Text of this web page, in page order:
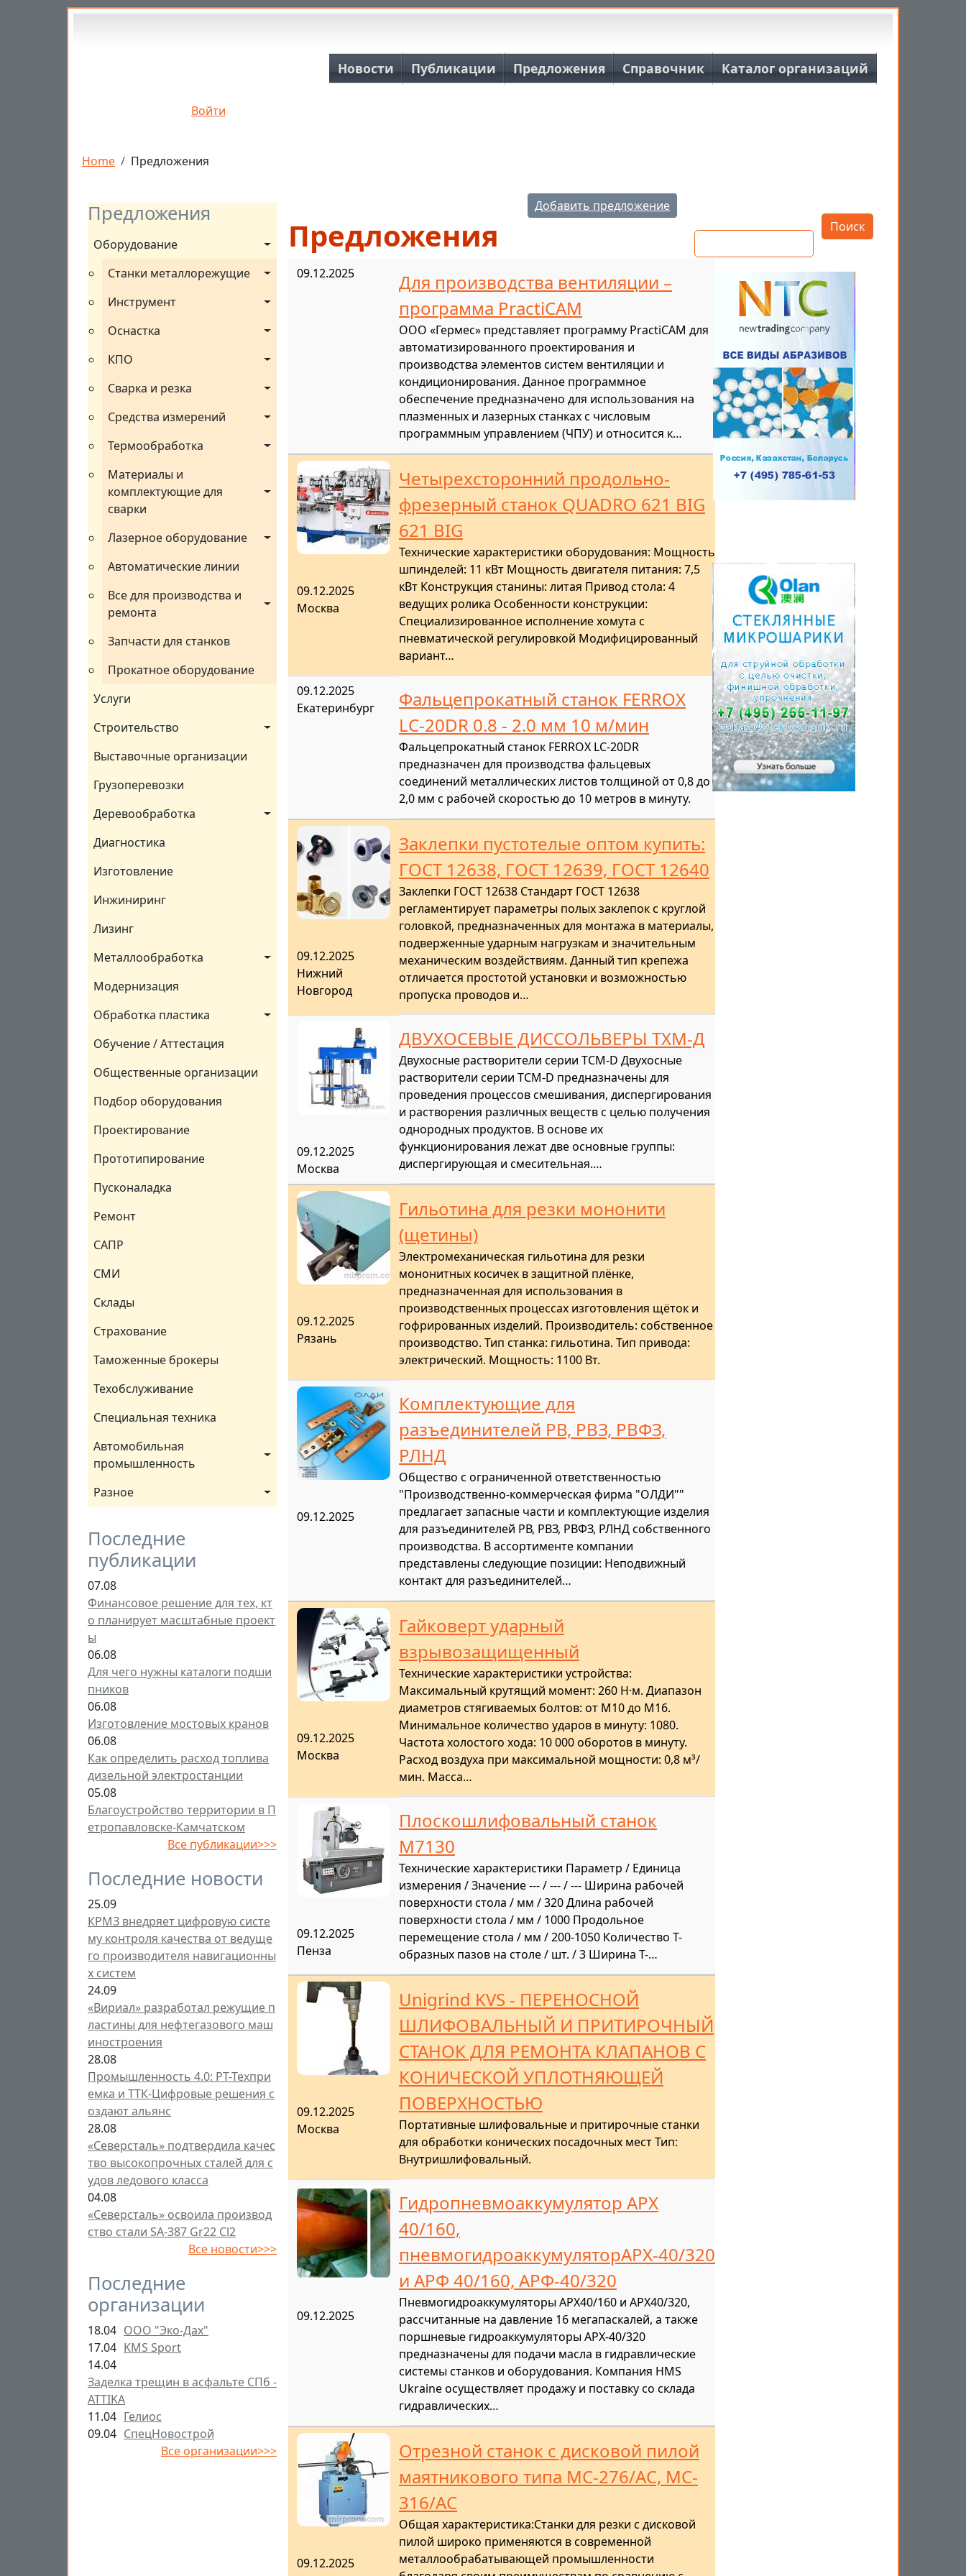
Перейти к основному содержанию
Войти
Основная навигация
Новости Публикации Предложения Справочник Каталог организаций
Строка навигации
Home Предложения
Предложения
Оборудование
Станки металлорежущие
Инструмент
Оснастка
КПО
Сварка и резка
Средства измерений
Термообработка
Материалы и
комплектующие для
сварки
Лазерное оборудование
Автоматические линии
Все для производства и
ремонта
Запчасти для станков
Прокатное оборудование
Услуги
Строительство
Выставочные организации
Грузоперевозки
Деревообработка
Диагностика
Изготовление
Инжиниринг
Лизинг
Металлообработка
Модернизация
Обработка пластика
Обучение / Аттестация
Общественные организации
Подбор оборудования
Проектирование
Прототипирование
Пусконаладка
Ремонт
САПР
СМИ
Склады
Страхование
Таможенные брокеры
Техобслуживание
Специальная техника
Автомобильная
промышленность
Разное
Последние
публикации
07.08
Финансовое решение для тех, кт
о планирует масштабные проект
ы
06.08
Для чего нужны каталоги подши
пников
06.08
Изготовление мостовых кранов
06.08
Как определить расход топлива
дизельной электростанции
05.08
Благоустройство территории в П
етропавловске-Камчатском
Все публикации>>>
Последние новости
25.09
КРМЗ внедряет цифровую систе
му контроля качества от ведуще
го производителя навигационны
х систем
24.09
«Вириал» разработал режущие п
ластины для нефтегазового маш
иностроения
28.08
Промышленность 4.0: РТ-Техпри
емка и ТТК-Цифровые решения с
оздают альянс
28.08
«Северсталь» подтвердила качес
тво высокопрочных сталей для с
удов ледового класса
04.08
«Северсталь» освоила производ
ство стали SA-387 Gr22 Cl2
Все новости>>>
Последние
организации
18.04 ООО "Эко-Дах"
17.04 KMS Sport
14.04
Заделка трещин в асфальте СПб -
ATTIKA
11.04 Гелиос
09.04 СпецНовострой
Все организации>>>
Добавить предложение
Предложения
09.12.2025
Для производства вентиляции –
программа PractiCAM
ООО «Гермес» представляет программу PractiCAM для
автоматизированного проектирования и
производства элементов систем вентиляции и
кондиционирования. Данное программное
обеспечение предназначено для использования на
плазменных и лазерных станках с числовым
программным управлением (ЧПУ) и относится к…
09.12.2025
Москва
Четырехсторонний продольно-
фрезерный станок QUADRO 621 BIG
621 BIG
Технические характеристики оборудования: Мощность
шпинделей: 11 кВт Мощность двигателя питания: 7,5
кВт Конструкция станины: литая Привод стола: 4
ведущих ролика Особенности конструкции:
Специализированное исполнение хомута с
пневматической регулировкой Модифицированный
вариант…
09.12.2025
Екатеринбург
Фальцепрокатный станок FERROX
LC-20DR 0.8 - 2.0 мм 10 м/мин
Фальцепрокатный станок FERROX LC-20DR
предназначен для производства фальцевых
соединений металлических листов толщиной от 0,8 до
2,0 мм с рабочей скоростью до 10 метров в минуту.
09.12.2025
Нижний
Новгород
Заклепки пустотелые оптом купить:
ГОСТ 12638, ГОСТ 12639, ГОСТ 12640
Заклепки ГОСТ 12638 Стандарт ГОСТ 12638
регламентирует параметры полых заклепок с круглой
головкой, предназначенных для монтажа в материалы,
подверженные ударным нагрузкам и значительным
механическим воздействиям. Данный тип крепежа
отличается простотой установки и возможностью
пропуска проводов и…
09.12.2025
Москва
ДВУХОСЕВЫЕ ДИССОЛЬВЕРЫ ТХМ-Д
Двухосные растворители серии TCM-D Двухосные
растворители серии TCM-D предназначены для
проведения процессов смешивания, диспергирования
и растворения различных веществ с целью получения
однородных продуктов. В основе их
функционирования лежат две основные группы:
диспергирующая и смесительная.…
09.12.2025
Рязань
Гильотина для резки мононити
(щетины)
Электромеханическая гильотина для резки
мононитных косичек в защитной плёнке,
предназначенная для использования в
производственных процессах изготовления щёток и
гофрированных изделий. Производитель: собственное
производство. Тип станка: гильотина. Тип привода:
электрический. Мощность: 1100 Вт.
09.12.2025
Комплектующие для
разъединителей РВ, РВЗ, РВФЗ,
РЛНД
Общество с ограниченной ответственностью
"Производственно-коммерческая фирма "ОЛДИ""
предлагает запасные части и комплектующие изделия
для разъединителей РВ, РВЗ, РВФЗ, РЛНД собственного
производства. В ассортименте компании
представлены следующие позиции: Неподвижный
контакт для разъединителей…
09.12.2025
Москва
Гайковерт ударный
взрывозащищенный
Технические характеристики устройства:
Максимальный крутящий момент: 260 Н·м. Диапазон
диаметров стягиваемых болтов: от M10 до M16.
Минимальное количество ударов в минуту: 1080.
Частота холостого хода: 10 000 оборотов в минуту.
Расход воздуха при максимальной мощности: 0,8 м³/
мин. Масса…
09.12.2025
Пенза
Плоскошлифовальный станок
M7130
Технические характеристики Параметр / Единица
измерения / Значение --- / --- / --- Ширина рабочей
поверхности стола / мм / 320 Длина рабочей
поверхности стола / мм / 1000 Продольное
перемещение стола / мм / 200-1050 Количество Т-
образных пазов на столе / шт. / 3 Ширина Т-…
09.12.2025
Москва
Unigrind KVS - ПЕРЕНОСНОЙ
ШЛИФОВАЛЬНЫЙ И ПРИТИРОЧНЫЙ
СТАНОК ДЛЯ РЕМОНТА КЛАПАНОВ С
КОНИЧЕСКОЙ УПЛОТНЯЮЩЕЙ
ПОВЕРХНОСТЬЮ
Портативные шлифовальные и притирочные станки
для обработки конических посадочных мест Тип:
Внутришлифовальный.
09.12.2025
Гидропневмоаккумулятор АРХ
40/160,
пневмогидроаккумуляторАРХ-40/320
и АРФ 40/160, АРФ-40/320
Пневмогидроаккумуляторы АРХ40/160 и АРХ40/320,
рассчитанные на давление 16 мегапаскалей, а также
поршневые гидроаккумуляторы АРХ-40/320
предназначены для подачи масла в гидравлические
системы станков и оборудования. Компания HMS
Ukraine осуществляет продажу и поставку со склада
гидравлических…
09.12.2025
Отрезной станок с дисковой пилой
маятникового типа MC-276/АС, MC-
316/AC
Общая характеристика:Станки для резки с дисковой
пилой широко применяются в современной
металлообрабатывающей промышленности